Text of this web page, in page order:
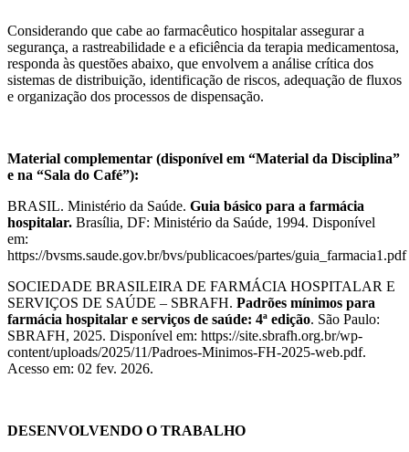
Considerando que cabe ao farmacêutico hospitalar assegurar a
segurança, a rastreabilidade e a eficiência da terapia medicamentosa,
responda às questões abaixo, que envolvem a análise crítica dos
sistemas de distribuição, identificação de riscos, adequação de fluxos
e organização dos processos de dispensação.
​Material complementar (disponível em “Material da Disciplina”
e na “Sala do Café”):
BRASIL. Ministério da Saúde. Guia básico para a farmácia
hospitalar. Brasília, DF: Ministério da Saúde, 1994. Disponível
em:
https://bvsms.saude.gov.br/bvs/publicacoes/partes/
SOCIEDADE BRASILEIRA DE FARMÁCIA HOSPITALAR E
SERVIÇOS DE SAÚDE – SBRAFH. Padrões mínimos para
farmácia hospitalar e serviços de saúde: 4ª edição. São Paulo:
SBRAFH, 2025. Disponível em: https://site.sbrafh.org.br/wp-
content/uploads/2025/11/Padroes-Minimos-FH-2025-web.pdf.
Acesso em: 02 fev. 2026.
DESENVOLVENDO O TRABALHO